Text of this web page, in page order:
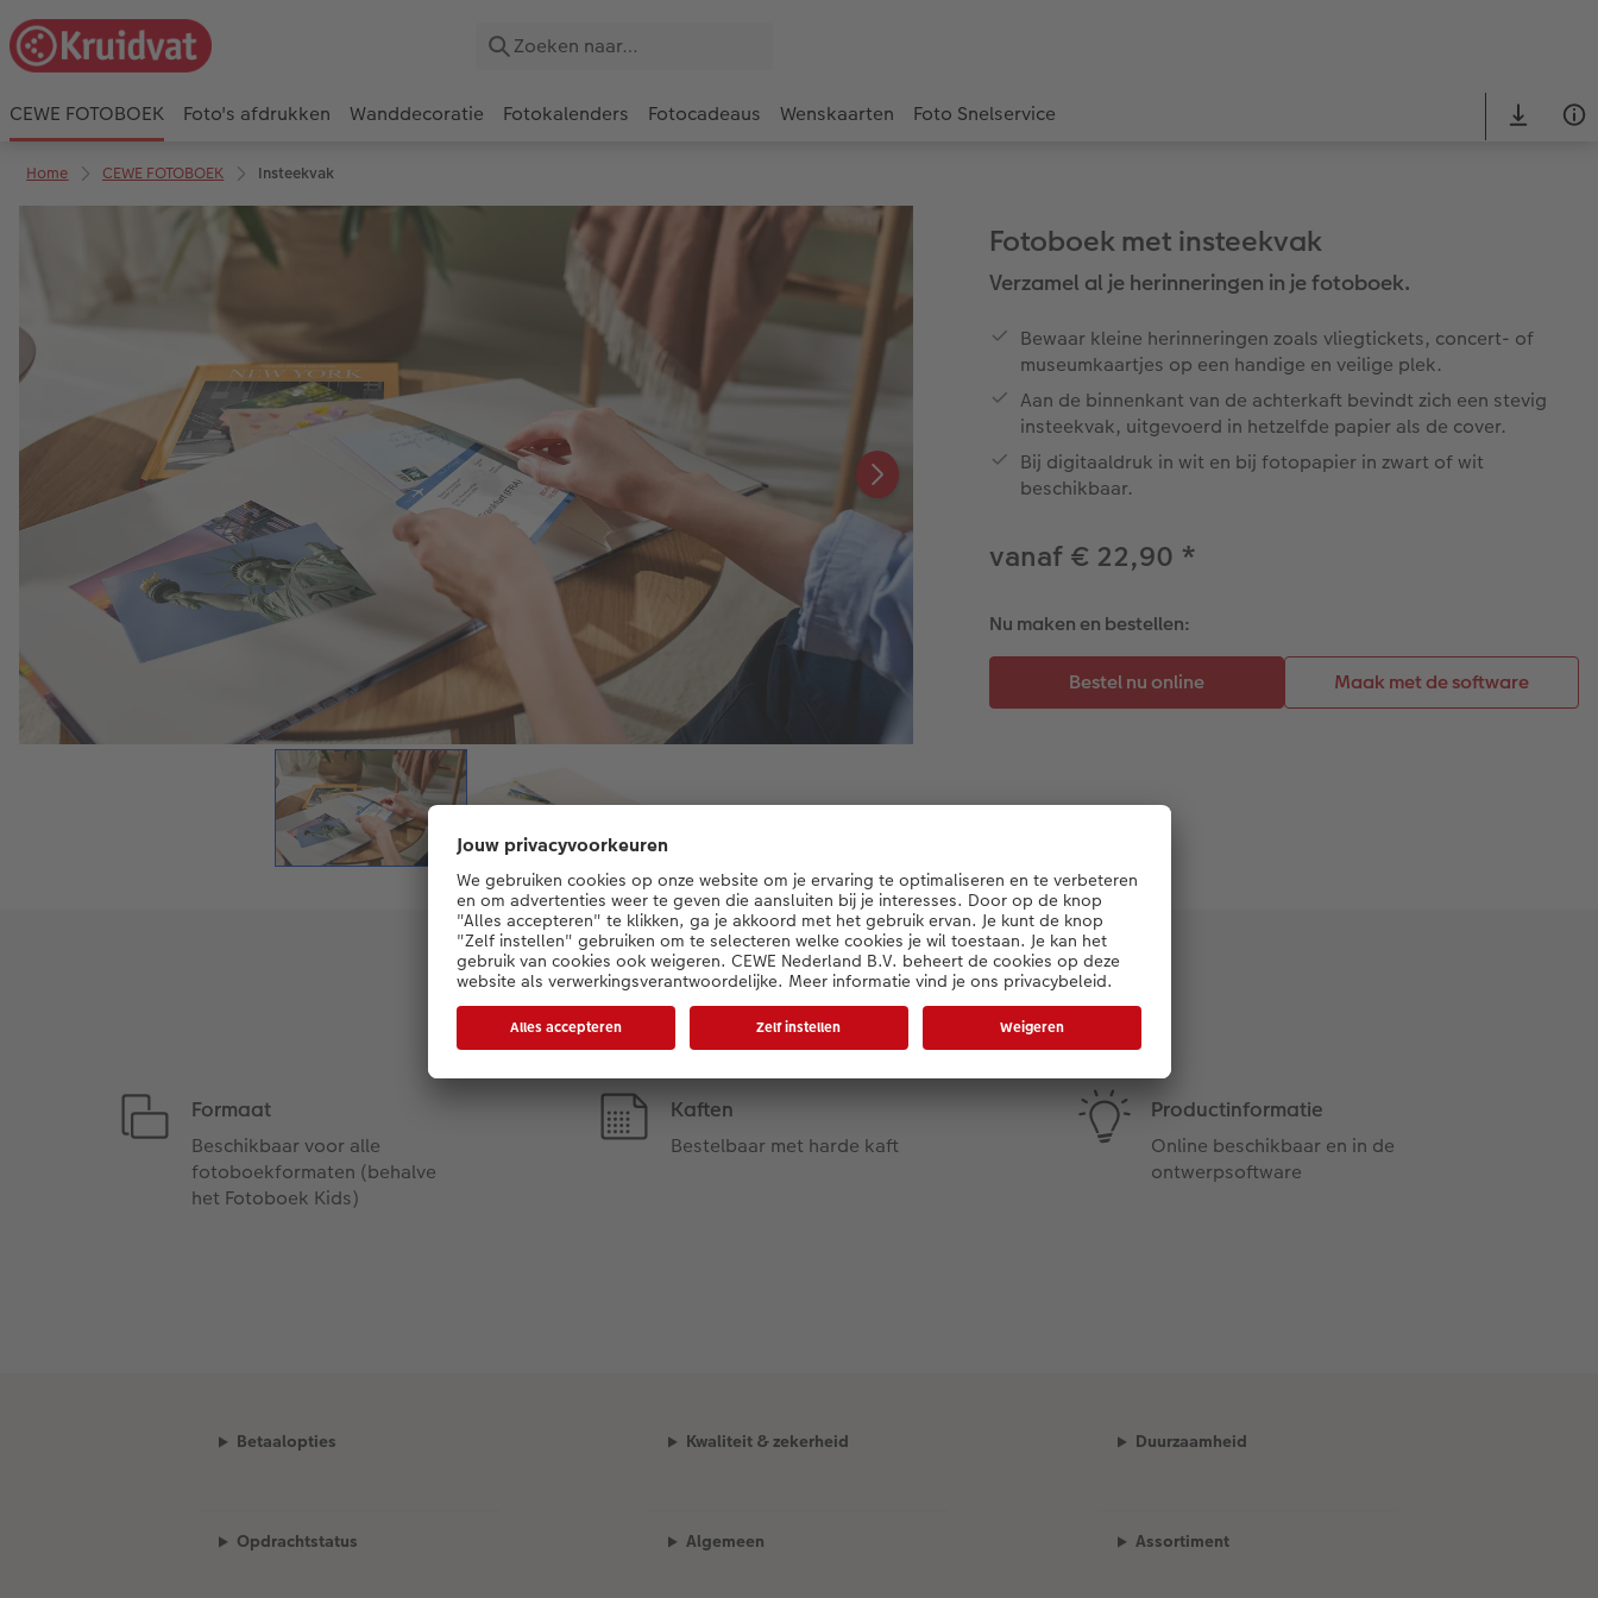
CEWE FOTOBOEK Foto's afdrukken Wanddecoratie Fotokalenders Fotocadeaus Wenskaarten Foto Snelservice
Home CEWE FOTOBOEK Insteekvak
Fotoboek met insteekvak
Verzamel al je herinneringen in je fotoboek.
Bewaar kleine herinneringen zoals vliegtickets, concert- of
museumkaartjes op een handige en veilige plek.
Aan de binnenkant van de achterkaft bevindt zich een stevig
insteekvak, uitgevoerd in hetzelfde papier als de cover.
Bij digitaaldruk in wit en bij fotopapier in zwart of wit
beschikbaar.
vanaf € 22,90 *
Nu maken en bestellen:
Productdetails
Formaat
Beschikbaar voor alle
fotoboekformaten (behalve
het Fotoboek Kids)
Kaften
Bestelbaar met harde kaft
Productinformatie
Online beschikbaar en in de
ontwerpsoftware
Betaalopties Kwaliteit & zekerheid Duurzaamheid
Opdrachtstatus Algemeen Assortiment